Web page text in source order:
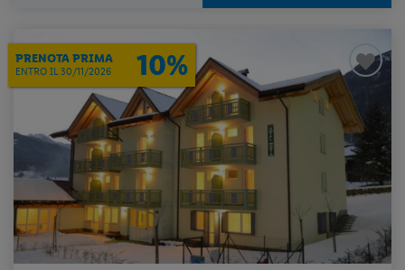
PRENOTA PRIMA
ENTRO IL 30/11/2026 10%